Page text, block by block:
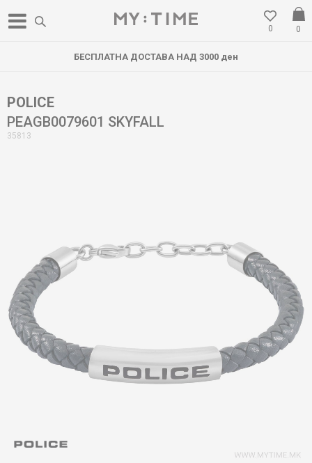
0
0
БЕСПЛАТНА ДОСТАВА НАД 3000 ден
POLICE
PEAGB0079601 SKYFALL
35813